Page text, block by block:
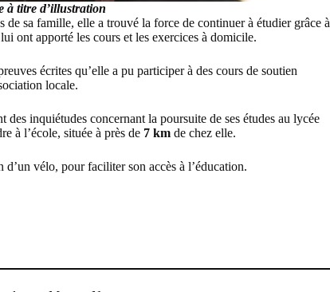
à titre d’illustration
sa famille, elle a trouvé la force de continuer à étudier grâce à
ont apporté les cours et les exercices à domicile.
écrites qu’elle a pu participer à des cours de soutien
locale.
inquiétudes concernant la poursuite de ses études au lycée
à l’école, située à près de 7 km de chez elle.
vélo, pour faciliter son accès à l’éducation.